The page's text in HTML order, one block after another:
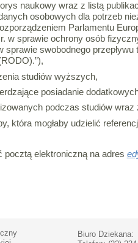
naukowy wraz z listą
osobowych dla potrzeb
Parlamentu
w sprawie ochrony osób
sprawie swobodnego
studiów wyższych,
posiadanie
podczas studiów wraz
która mogłaby udzielić
pocztą elektroniczną na adres
Biuro Dziekana: